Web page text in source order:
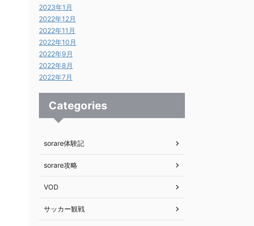
2023年1月
2022年12月
2022年11月
2022年10月
2022年9月
2022年8月
2022年7月
Categories
sorare体験記
sorare攻略
VOD
サッカー観戦